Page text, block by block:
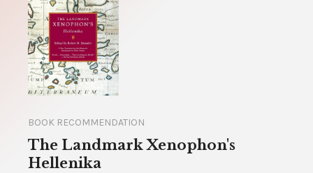
BOOK RECOMMENDATION
The Landmark Xenophon's
Hellenika